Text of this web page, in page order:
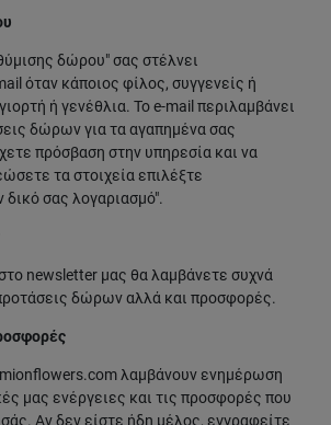
δώρου" σας στέλνει
όταν κάποιος φίλος, συγγενείς ή
ή γενέθλια. Το e-mail περιλαμβάνει
δώρων για τα αγαπημένα σας
πρόσβαση στην υπηρεσία και να
τα στοιχεία επιλέξτε
δικό σας λογαριασμό".
newsletter μας θα λαμβάνετε συχνά
δώρων αλλά και προσφορές.
λαμβάνουν ενημέρωση
μας ενέργειες και τις προσφορές που
Αν δεν είστε ήδη μέλος, εγγραφείτε